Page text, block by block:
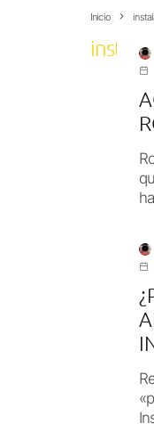
Inicio